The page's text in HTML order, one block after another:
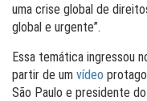
uma crise global de
global e urgente”.
Essa temática ingressou
partir de um vídeo
São Paulo e presidente